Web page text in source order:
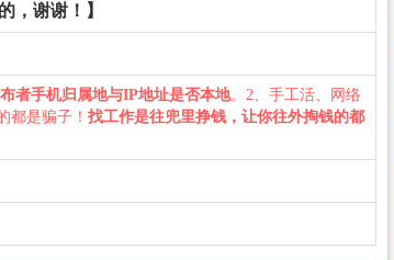
，谢谢！】
者手机归属地与IP地址是否本地。2、手工活、网络
都是骗子！ 找工作是往兜里挣钱，让你往外掏钱的都